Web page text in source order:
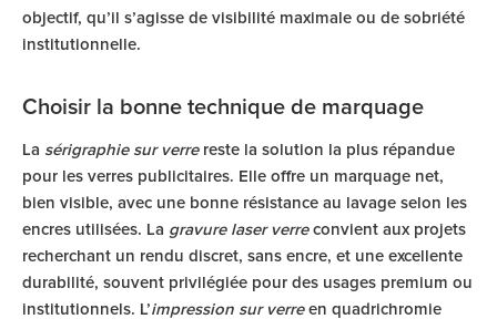
objectif, qu’il s’agisse de visibilité maximale ou de sobriété
institutionnelle.
Choisir la bonne technique de marquage
La sérigraphie sur verrereste la solution la plus répandue
pour les verres publicitaires. Elle offre un marquage net,
bien visible, avec une bonne résistance au lavage selon les
encres utilisées. La gravure laser verreconvient aux projets
recherchant un rendu discret, sans encre, et une excellente
durabilité, souvent privilégiée pour des usages premium ou
institutionnels. L’impression sur verreen quadrichromie